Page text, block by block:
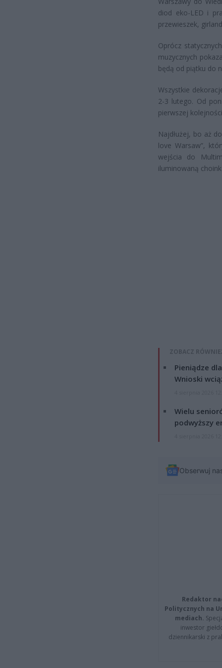
diod eko-LED i
przewieszek,
Oprócz
muzycznych
będą od piątku do
Wszystkie
2-3 lutego. Od
pierwszej
Najdłużej, bo aż
love Warsaw”,
wejścia do
iluminowaną
ZOBACZ
Pieniądze
Wnioski
Wielu
podwyższy
Obserwuj
Redaktor
Politycznych na
mediach.
inwestor
dziennikarski z